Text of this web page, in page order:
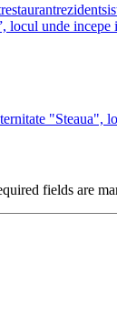
restaurantrezident
locul unde incepe
"Steaua",
fields are